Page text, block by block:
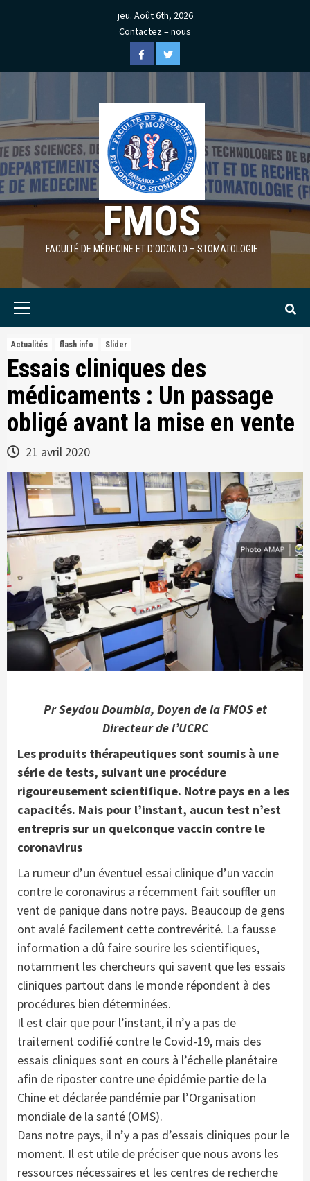
jeu. Août 6th, 2026
Contactez – nous
FacebookTwitter
FMOS
FACULTÉ DE MÉDECINE ET D'ODONTO – STOMATOLOGIE
Actualités flash info Slider
Essais cliniques des
médicaments : Un passage
obligé avant la mise en vente
21 avril 2020
Pr Seydou Doumbia, Doyen de la FMOS et
Directeur de l’UCRC
Les produits thérapeutiques sont soumis à une
série de tests, suivant une procédure
rigoureusement scientifique. Notre pays en a les
capacités. Mais pour l’instant, aucun test n’est
entrepris sur un quelconque vaccin contre le
coronavirus
La rumeur d’un éventuel essai clinique d’un vaccin
contre le coronavirus a récemment fait souffler un
vent de panique dans notre pays. Beaucoup de gens
ont avalé facilement cette contrevérité. La fausse
information a dû faire sourire les scientifiques,
notamment les chercheurs qui savent que les essais
cliniques partout dans le monde répondent à des
procédures bien déterminées.
Il est clair que pour l’instant, il n’y a pas de
traitement codifié contre le Covid-19, mais des
essais cliniques sont en cours à l’échelle planétaire
afin de riposter contre une épidémie partie de la
Chine et déclarée pandémie par l’Organisation
mondiale de la santé (OMS).
Dans notre pays, il n’y a pas d’essais cliniques pour le
moment. Il est utile de préciser que nous avons les
ressources nécessaires et les centres de recherche